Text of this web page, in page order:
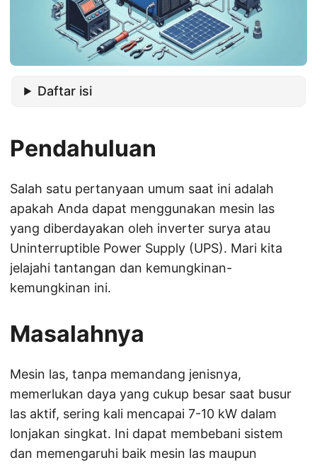
Daftar isi
Pendahuluan
Salah satu pertanyaan umum saat ini adalah
apakah Anda dapat menggunakan mesin las
yang diberdayakan oleh inverter surya atau
Uninterruptible Power Supply (UPS). Mari kita
jelajahi tantangan dan kemungkinan-
kemungkinan ini.
Masalahnya
Mesin las, tanpa memandang jenisnya,
memerlukan daya yang cukup besar saat busur
las aktif, sering kali mencapai 7-10 kW dalam
lonjakan singkat. Ini dapat membebani sistem
dan memengaruhi baik mesin las maupun